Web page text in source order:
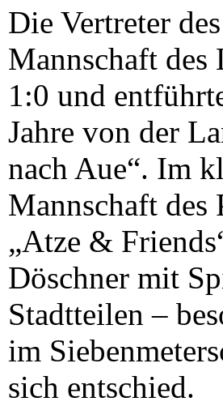
Die Vertreter
Mannschaft des
1:0 und
Jahre von der
nach Aue“. Im
Mannschaft des
„Atze &
Döschner mit
Stadtteilen –
im
sich entschied.